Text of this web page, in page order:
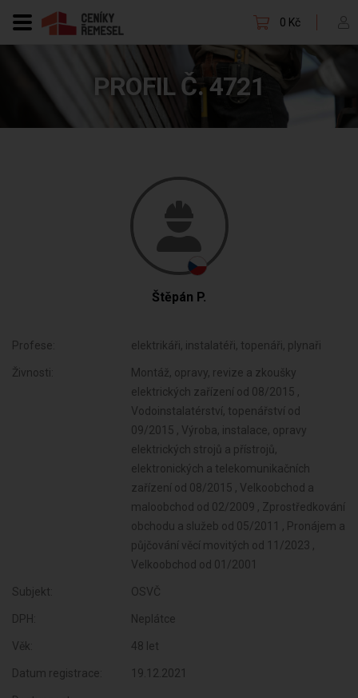
0 Kč
PROFIL Č. 4721
Štěpán P.
Profese: elektrikáři, instalatéři, topenáři, plynaři
Živnosti:
Montáž, opravy, revize a zkoušky
elektrických zařízení od 08/2015 ,
Vodoinstalatérství, topenářství od
09/2015 , Výroba, instalace, opravy
elektrických strojů a přístrojů,
elektronických a telekomunikačních
zařízení od 08/2015 , Velkoobchod a
maloobchod od 02/2009 , Zprostředkování
obchodu a služeb od 05/2011 , Pronájem a
půjčování věcí movitých od 11/2023 ,
Velkoobchod od 01/2001
Subjekt: OSVČ
DPH: Neplátce
Věk: 48 let
Datum registrace: 19.12.2021